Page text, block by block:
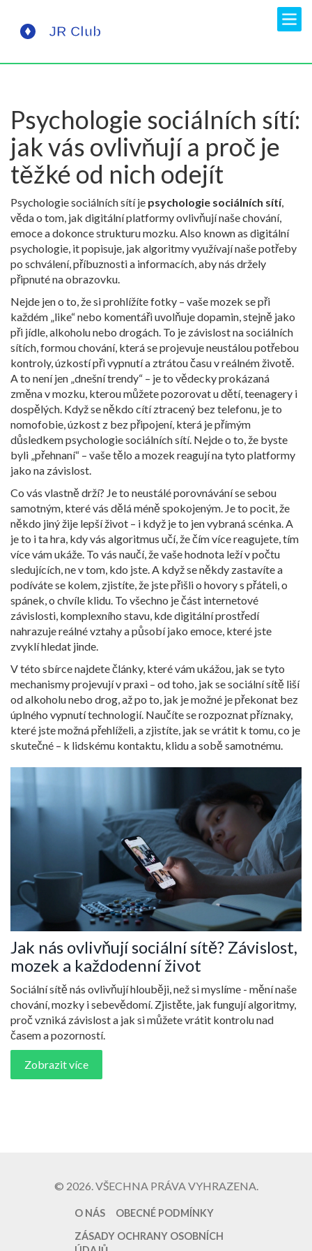
Psychologie sociálních sítí:
jak vás ovlivňují a proč je
těžké od nich odejít
Psychologie sociálních sítí je psychologie sociálních sítí,
věda o tom, jak digitální platformy ovlivňují naše chování,
emoce a dokonce strukturu mozku. Also known as digitální
psychologie, itpopisuje, jak algoritmy využívají naše potřeby
po schválení, příbuznosti a informacích, aby nás držely
připnuté na obrazovku.
Nejde jen o to, že si prohlížíte fotky – vaše mozek se při
každém „like“ nebo komentáři uvolňuje dopamin, stejně jako
při jídle, alkoholu nebo drogách. To je závislost na sociálních
sítích,formou chování, která se projevuje neustálou potřebou
kontroly, úzkostí při vypnutí a ztrátou času v reálném životě.
A to není jen „dnešní trendy“ – je to vědecky prokázaná
změna v mozku, kterou můžete pozorovat u dětí, teenagery i
dospělých. Když se někdo cítí ztracený bez telefonu, je to
nomofobie,úzkost z bez připojení, která je přímým
důsledkem psychologie sociálních sítí. Nejde o to, že byste
byli „přehnaní“ – vaše tělo a mozek reagují na tyto platformy
jako na závislost.
Co vás vlastně drží? Je to neustálé porovnávání se sebou
samotným, které vás dělá méně spokojeným. Je to pocit, že
někdo jiný žije lepší život – i když je to jen vybraná scénka. A
je to i ta hra, kdy vás algoritmus učí, že čím více reagujete, tím
více vám ukáže. To vás naučí, že vaše hodnota leží v počtu
sledujících, ne v tom, kdo jste. A když se někdy zastavíte a
podíváte se kolem, zjistíte, že jste přišli o hovory s přáteli, o
spánek, o chvíle klidu. To všechno je část internetové
závislosti, komplexního stavu, kde digitální prostředí
nahrazuje reálné vztahy a působí jako emoce, které jste
zvyklí hledat jinde.
V této sbírce najdete články, které vám ukážou, jak se tyto
mechanismy projevují v praxi – od toho, jak se sociální sítě liší
od alkoholu nebo drog, až po to, jak je možné je překonat bez
úplného vypnutí technologií. Naučíte se rozpoznat příznaky,
které jste možná přehlíželi, a zjistíte, jak se vrátit k tomu, co je
skutečné – k lidskému kontaktu, klidu a sobě samotnému.
Jak nás ovlivňují sociální sítě? Závislost,
mozek a každodenní život
Sociální sítě nás ovlivňují hlouběji, než si myslíme - mění naše
chování, mozky i sebevědomí. Zjistěte, jak fungují algoritmy,
proč vzniká závislost a jak si můžete vrátit kontrolu nad
časem a pozorností.
Zobrazit více
© 2026. VŠECHNA PRÁVA VYHRAZENA.
O NÁS
OBECNÉ PODMÍNKY
ZÁSADY OCHRANY OSOBNÍCH